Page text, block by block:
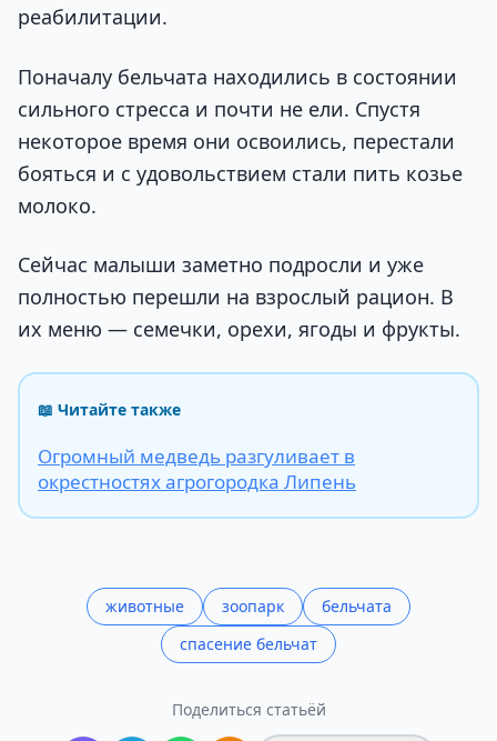
реабилитации.
Поначалу бельчата находились в состоянии
сильного стресса и почти не ели. Спустя
некоторое время они освоились, перестали
бояться и с удовольствием стали пить козье
молоко.
Сейчас малыши заметно подросли и уже
полностью перешли на взрослый рацион. В
их меню — семечки, орехи, ягоды и фрукты.
📖 Читайте также
Огромный медведь разгуливает в
окрестностях агрогородка Липень
животные зоопарк
бельчата
спасение бельчат
Поделиться статьёй